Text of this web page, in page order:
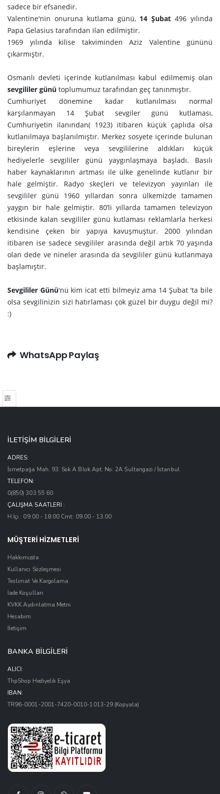
sadece bir efsanedir.
Valentine'nin onuruna kutlama günü,14 Şubat 496 yılında
Papa Gelasius tarafından ilan edilmiştir.
1969 yılında kilise takviminden Aziz Valentine gününü
çıkarmıştır.
Osmanlı devleti içerinde kutlanılması kabul edilmemiş olan
sevgililer günü toplumumuz tarafından geç tanınmıştır.
Cumhuriyet dönemine kadar kutlanılması normal
karşılanmayan 14 Şubat sevgiler günü kutlaması,
Cumhuriyetin ilanından( 1923) itibaren küçük çaplıda olsa
kutlanılmaya başlanılmıştır. Merkez sosyete içerinde bulunan
bireylerin eşlerine veya sevgililerine aldıkları küçük
hediyelerle sevgililer günü yaygınlaşmaya başladı. Basılı
haber kaynaklarının artması ile ülke genelinde kutlanır bir
hale gelmiştir. Radyo skeçleri ve televizyon yayınları ile
sevgililer günü 1960 yıllardan sonra ülkemizde tamamen
yaygın bir hale gelmiştir. 80’li yıllarda tamamen televizyon
etkisinde kalan sevgililer günü kutlaması reklamlarla herkesi
kendisine çeken bir yapıya kavuşmuştur. 2000 yılından
itibaren ise sadece sevgililer arasında değil artık 70 yaşında
olan dede ve nineler arasında da sevgililer günü kutlanmaya
başlamıştır.
Sevgililer Günü'nü kim icat etti bilmeyiz ama 14 Şubat 'ta bile
olsa sevgilinizin sizi hatırlaması çok güzel bir duygu değil mi?
:)
WhatsApp Paylaş
İLETİŞİM BİLGİLERİ
ADRES:
İsmetpaşa Mah. 93. Sok A Blok Apt. No: 2A Sultangazi / İstanbul
TELEFON:
0(850) 303 55 60
ÇALIŞMA SAATLERI :
H.İçi : 09.00 - 18.00 Cmt: 09.00 - 13.00
MÜŞTERİ HİZMETLERİ
Hakkımızda
Kullanıcı Sözleşmesi
Teslimat Ve Kargolama
İade Koşulları
KVKK Aydınlatma Metni
Hesabım
İletişim
BANKA BİLGİLERİ
ALICI:
ThpShop Hediyelik Eşya
IBAN:
TR96-0001-2001-7420-0010-1013-29(Kopyala)